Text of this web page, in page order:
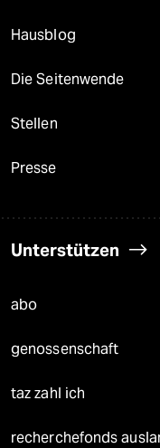
Hausblog
Die Seitenwende
Stellen
Presse
Unterstützen
abo
genossenschaft
taz zahl ich
recherchefonds